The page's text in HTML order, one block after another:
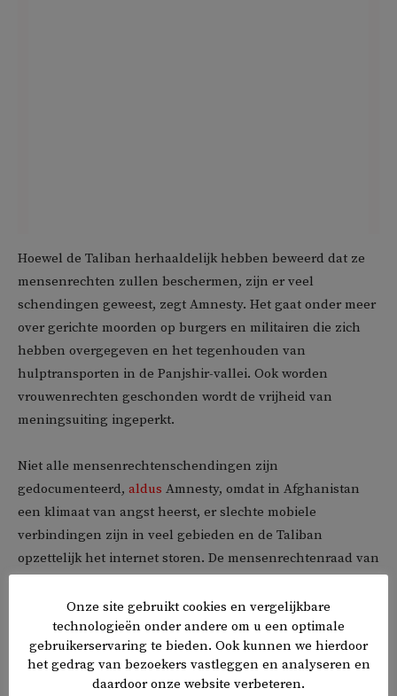
Hoewel de Taliban herhaaldelijk hebben beweerd dat ze
mensenrechten zullen beschermen, zijn er veel
schendingen geweest, zegt Amnesty. Het gaat onder meer
over gerichte moorden op burgers en militairen die zich
hebben overgegeven en het tegenhouden van
hulptransporten in de Panjshir-vallei. Ook worden
vrouwenrechten geschonden wordt de vrijheid van
meningsuiting ingeperkt.
Niet alle mensenrechtenschendingen zijn
gedocumenteerd, aldus Amnesty, omdat in Afghanistan
een klimaat van angst heerst, er slechte mobiele
verbindingen zijn in veel gebieden en de Taliban
opzettelijk het internet storen. De mensenrechtenraad van
onafhankelijk mechanisme dat
mensenrechtenschendingen in Afghanistan bijhoudt.
Onze site gebruikt cookies en vergelijkbare
technologieën onder andere om u een optimale
gebruikerservaring te bieden. Ook kunnen we hierdoor
het gedrag van bezoekers vastleggen en analyseren en
daardoor onze website verbeteren.